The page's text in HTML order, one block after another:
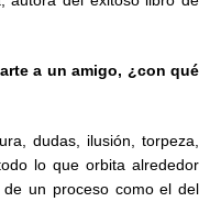
a un amigo, ¿con qué
dudas, ilusión, torpeza,
lo que orbita alrededor
un proceso como el del